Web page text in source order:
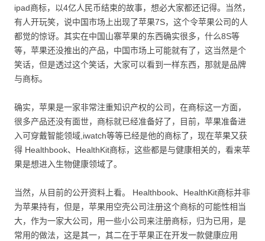
ipad商标，以4亿人民币结束的故事，想必大家都还记得。当然，
有人开玩笑，说中国市场上出现了苹果7S，这个令苹果公司的人
都觉的惊讶。其实在中国山寨苹果的东西确实很多，什么8S等
等，苹果还没推出的产品，中国市场上可能就有了，这当然是个
笑话，但是透过这个笑话，大家可以看到一样东西，那就是品牌
与商标。
确实，苹果是一家非常注重知识产权的公司，在商标这一方面，
很多产品还没有面世，商标就已经准备好了，目前，苹果准备进
入可穿戴智能领域,iwatch等等已经是他的商标了，现在苹果又获
得 Healthbook、HealthKit商标，这些都是与健康相关的，看来苹
果是想进入生物健康领域了。
当然，从目前的公开资料上看。 Healthbook、HealthKit商标并非
为苹果持有，但是，苹果用空壳公司注册这个商标的可能性相当
大，作为一家大公司，用一些小公司来注册商标，归为已用，是
常用的做法，这是其一，其二在于苹果正在开发一款健康应用